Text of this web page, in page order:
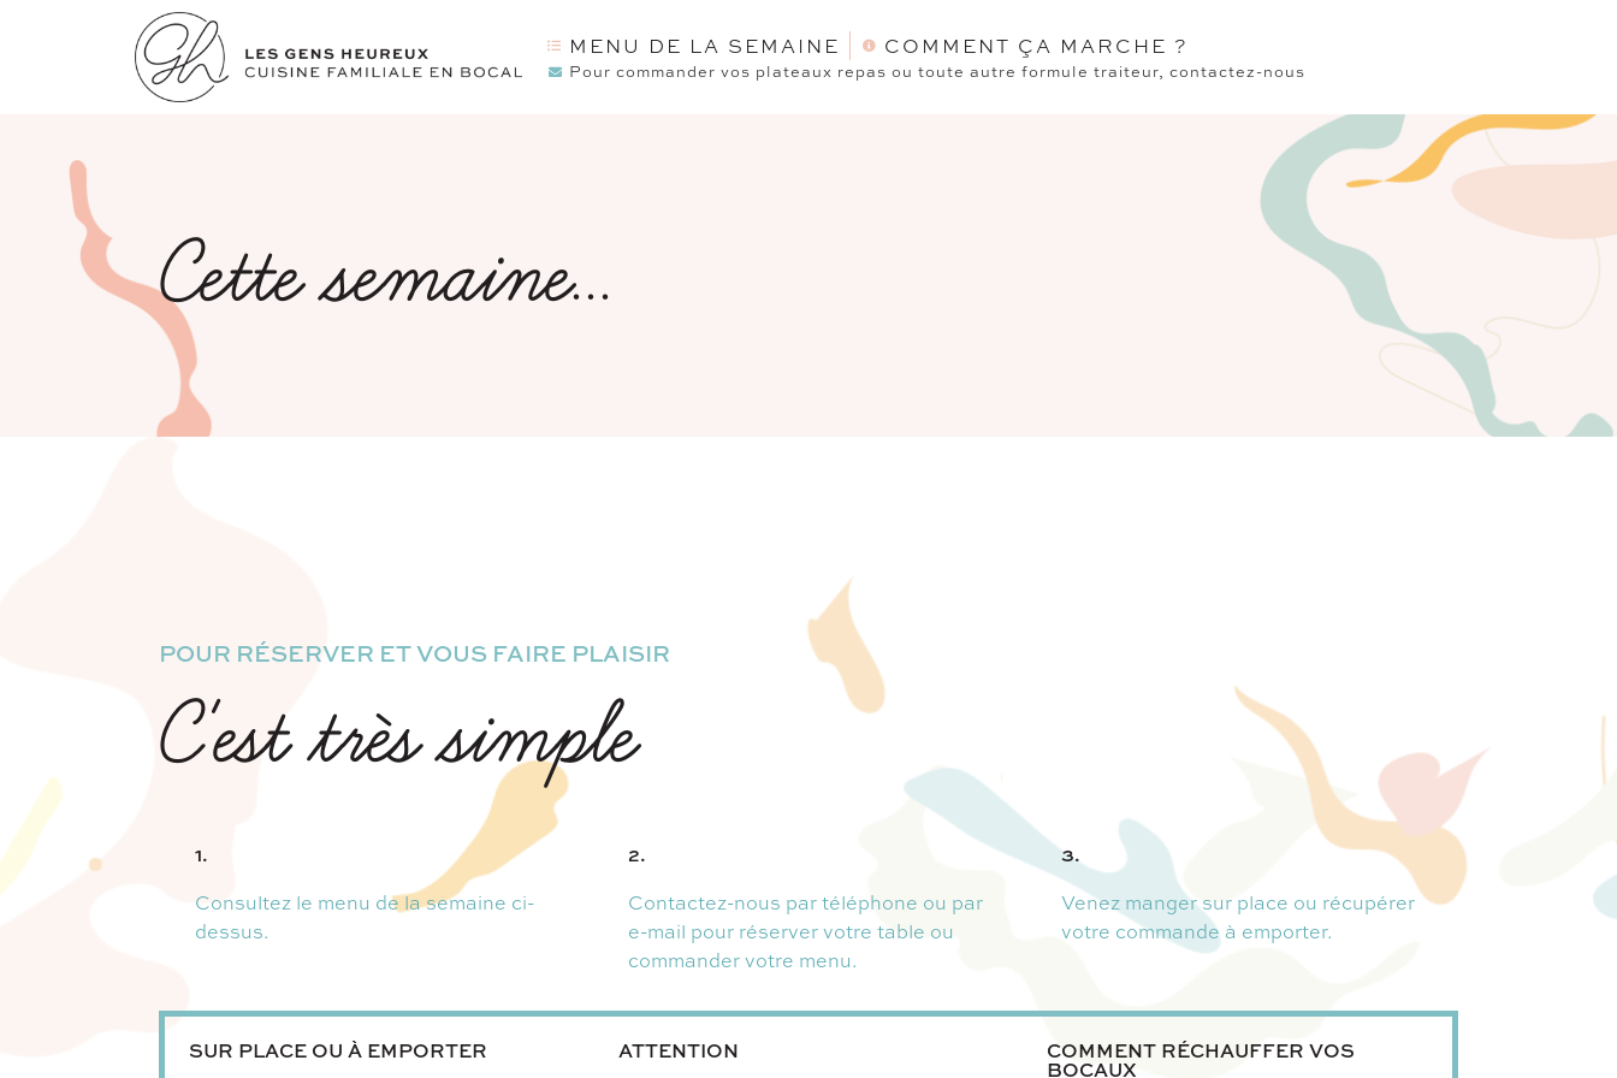
MENU DE LA SEMAINE COMMENT ÇA MARCHE ?
Pour commander vos plateaux repas ou toute autre formule traiteur, contactez-nous
Cette semaine...
POUR RÉSERVER ET VOUS FAIRE PLAISIR
C'est très simple
1.
Consultez le menu de la semaine ci-
dessus.
2.
Contactez-nous par téléphone ou par
e-mail pour réserver votre table ou
commander votre menu.
3.
Venez manger sur place ou récupérer
votre commande à emporter.
SUR PLACE OU À EMPORTER ATTENTION COMMENT RÉCHAUFFER VOS
BOCAUX